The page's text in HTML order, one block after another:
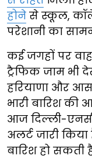
होने से स्कूल,
परेशानी का
कई जगहों पर
ट्रैफिक जाम भी
हरियाणा और
भारी बारिश की
आज दिल्ली-
अलर्ट जारी किया
बारिश हो सकती